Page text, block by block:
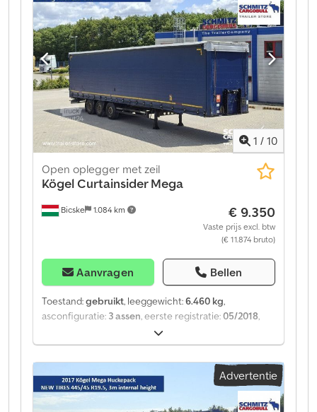
telematicadiensten. Wij adviseren u graag persoonlijk.
Dcsdpfeztg E Rsx Am Hsk
1 / 10
Bicske 1.084 km
Open oplegger met zeil
KögelCurtainsider Mega
€ 9.350
Vaste prijs excl. btw
(€ 11.874 bruto)
Aanvragen Bellen
Toestand:gebruikt, leeggewicht:6.460 kg,
asconfiguratie: 3 assen, eerste registratie:05/2018,
13.620 mm
2.480 mm, laadruimtehoogte:3.000 mm, laadruimte
inhoud:101 m³, bandenmaten:385/55 R22,5, Bouwjaar:
2018, soort overbrenging:mechanisch
, Uitrusting:
ABS, Leeggewicht: 6.460 kg, DIN EN 12642 (code XL)
certificaat, Laadruimte (L B H): 13.620 mm x 2.480 mm x
Advertentie